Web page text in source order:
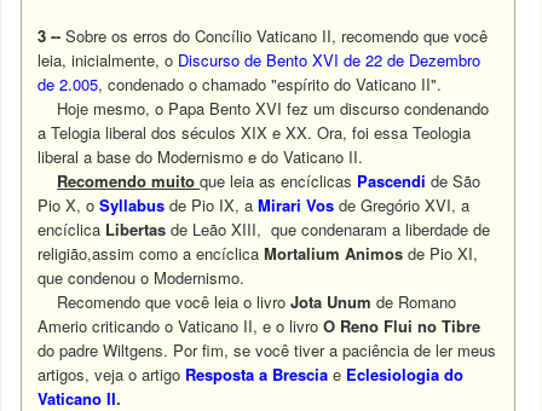
3 -- Sobre os erros do Concílio Vaticano II, recomendo que você
leia, inicialmente, o Discurso de Bento XVI de 22 de Dezembro
de 2.005, condenado o chamado "espírito do Vaticano II".
Hoje mesmo, o Papa Bento XVI fez um discurso condenando
a Telogia liberal dos séculos XIX e XX. Ora, foi essa Teologia
liberal a base do Modernismo e do Vaticano II.
Recomendo muitoque leia as encíclicas Pascendi de São
Pio X, oSyllabus de Pio IX, aMirari Vos de Gregório XVI, a
encíclica Libertas de Leão XIII, que condenaram a liberdade de
religião,assim como a encíclicaMortalium Animos de Pio XI,
que condenou o Modernismo.
Recomendo que você leia o livroJota Unum de Romano
Amerio criticando o Vaticano II, e o livroO Reno Flui no Tibre
do padre Wiltgens. Por fim, se você tiver a paciência de ler meus
artigos, veja o artigo Resposta a Brescia e Eclesiologia do
Vaticano II.